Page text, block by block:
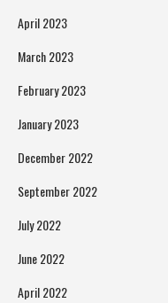
April 2023
March 2023
February 2023
January 2023
December 2022
September 2022
July 2022
June 2022
April 2022